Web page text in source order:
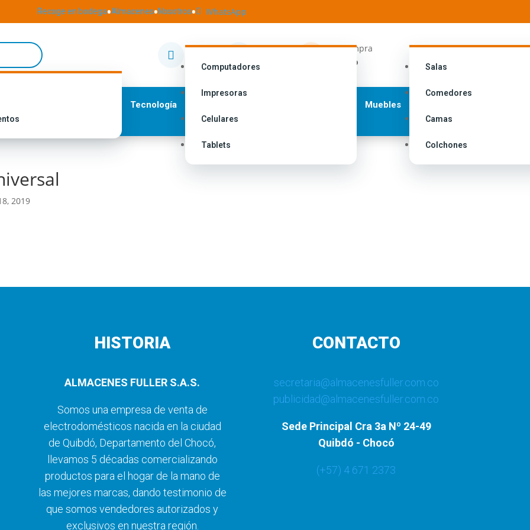
Recoge en bodega•Almacenes•Nosotros• WhatsApp

Nuestras
Tiendas
Ingresa a
Tu compra
Carrito
Tecnología
Computadores
Impresoras
Celulares
Tablets
Muebles
Salas
Comedores
Camas
Colchones
2019
HISTORIA
ALMACENES FULLER S.A.S.
Somos una empresa de venta de
electrodomésticos nacida en la ciudad
de Quibdó, Departamento del Chocó,
llevamos 5 décadas comercializando
productos para el hogar de la mano de
las mejores marcas, dando testimonio de
que somos vendedores autorizados y
exclusivos en nuestra región.
CONTACTO
secretaria@almacenesfuller.com.co
publicidad@almacenesfuller.com.co
Sede Principal Cra 3a Nº 24-49
Quibdó - Chocó
(+57) 4 671 2373